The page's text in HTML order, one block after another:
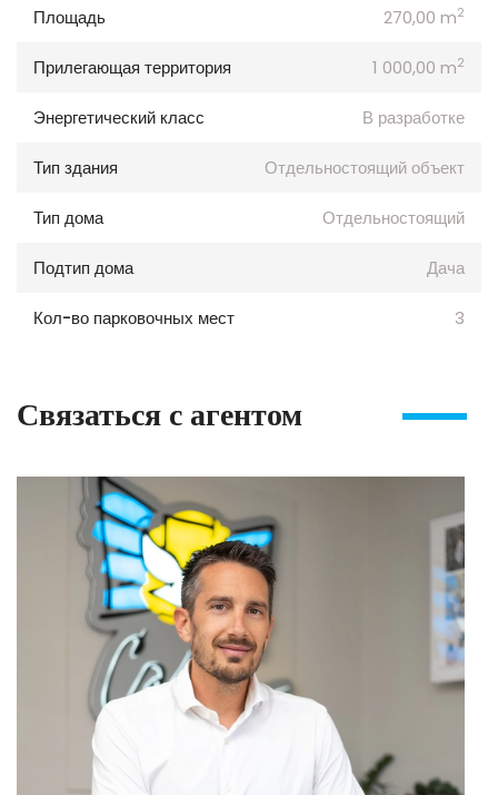
Площадь 270,00 m2
Прилегающая территория 1 000,00 m2
Энергетический класс В разработке
Тип здания Отдельностоящий объект
Тип дома Отдельностоящий
Подтип дома Дача
Кол-во парковочных мест 3
Связаться с агентом